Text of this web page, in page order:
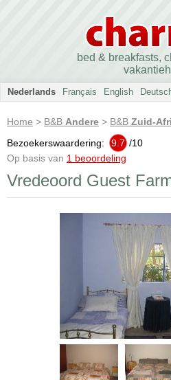
bed & breakfasts,
Nederlands Français English
Home > B&B Andere > B&B Zuid-
Bezoekerswaardering:
9.7 /10
Op basis van 1 beoordeling
Vredeoord Guest